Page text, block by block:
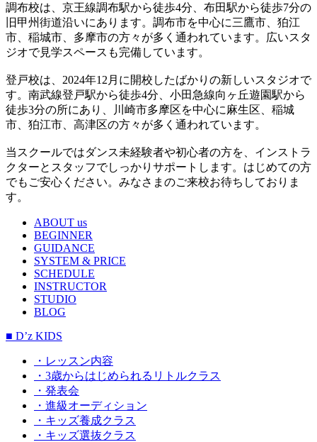
調布校は、京王線調布駅から徒歩4分、布田駅から徒歩7分の
旧甲州街道沿いにあります。調布市を中心に三鷹市、狛江
市、稲城市、多摩市の方々が多く通われています。広いスタ
ジオで見学スペースも完備しています。
登戸校は、2024年12月に開校したばかりの新しいスタジオで
す。南武線登戸駅から徒歩4分、小田急線向ヶ丘遊園駅から
徒歩3分の所にあり、川崎市多摩区を中心に麻生区、稲城
市、狛江市、高津区の方々が多く通われています。
当スクールではダンス未経験者や初心者の方を、インストラ
クターとスタッフでしっかりサポートします。はじめての方
でもご安心ください。みなさまのご来校お待ちしておりま
す。
ABOUT us
BEGINNER
GUIDANCE
SYSTEM & PRICE
SCHEDULE
INSTRUCTOR
STUDIO
BLOG
■ D’z KIDS
・レッスン内容
・3歳からはじめられるリトルクラス
・発表会
・進級オーディション
・キッズ養成クラス
・キッズ選抜クラス